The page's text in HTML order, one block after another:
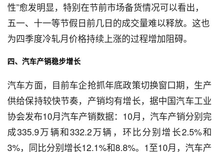
性”愈发明显，特别在节前市场备货情况可以看出，
五一、十一等节假日前几日的成交量难以释放。这也
为四季度冷轧月价格持续上涨的过程增加阻碍。
四、汽车产销稳步增长
汽车方面，目前车企抢抓年底政策切换窗口期，生产
供给保持较快节奏，产销均有增长，据中国汽车工业
协会发布10月汽车产销数据：10月，汽车产销分别完
成335.9万辆和332.2万辆，环比分别增长2.5%和
3%，同比分别增长12.1%和8.8%。1至10月，汽车产